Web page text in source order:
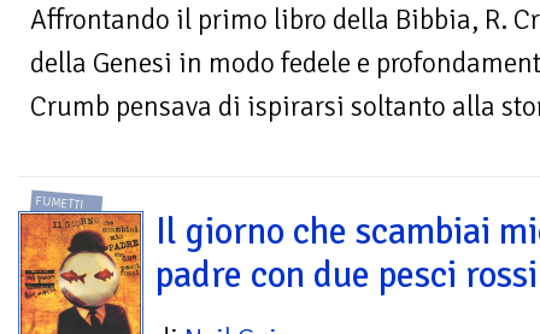
Affrontando il primo libro della Bibbia, R.
della Genesi in modo fedele e
Crumb pensava di ispirarsi soltanto alla
FUMETTI
Il giorno che scambiai
padre con due pesci rossi